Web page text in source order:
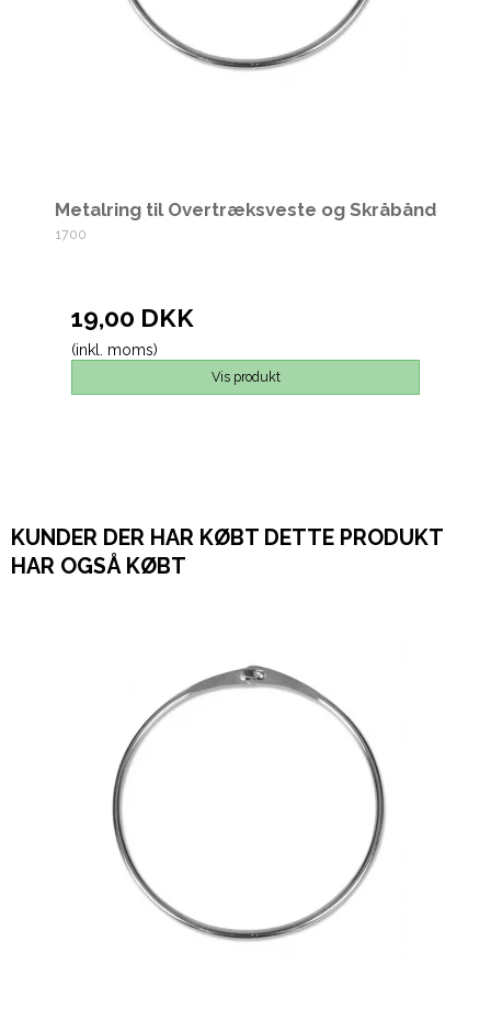
Metalring til Overtræksveste og Skråbånd
1700
19,00 DKK
(inkl. moms)
Vis produkt
KUNDER DER HAR KØBT DETTE PRODUKT
HAR OGSÅ KØBT